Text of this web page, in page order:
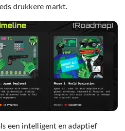
drukkere markt.
een intelligent en adaptief